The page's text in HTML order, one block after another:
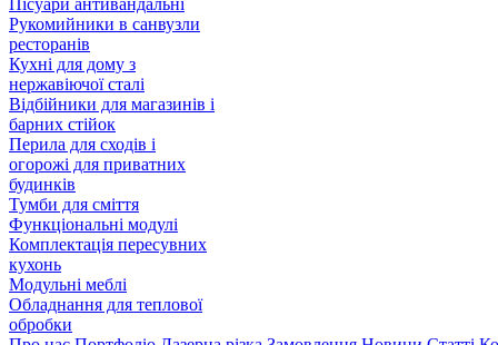
Пісуари антивандальні
Рукомийники в санвузли
ресторанів
Кухні для дому з
нержавіючої сталі
Відбійники для магазинів і
барних стійок
Перила для сходів і
огорожі для приватних
будинків
Тумби для сміття
Функціональні модулі
Комплектація пересувних
кухонь
Модульні меблі
Обладнання для теплової
обробки